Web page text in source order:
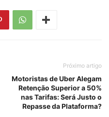
Próximo artigo
Motoristas de Uber Alegam
Retenção Superior a 50%
nas Tarifas: Será Justo o
Repasse da Plataforma?